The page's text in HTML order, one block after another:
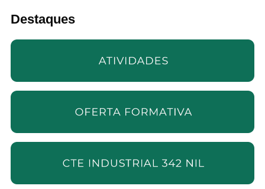
Destaques